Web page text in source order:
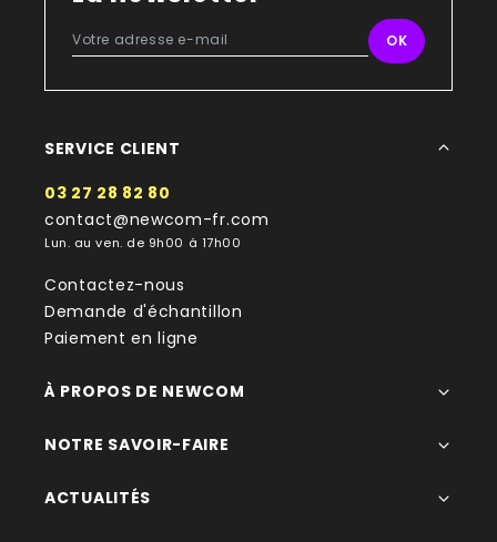
SERVICE CLIENT
03 27 28 82 80
contact@newcom-fr.com
Lun. au ven. de 9h00 à 17h00
Contactez-nous
Demande d'échantillon
Paiement en ligne
À PROPOS DE NEWCOM
NOTRE SAVOIR-FAIRE
ACTUALITÉS